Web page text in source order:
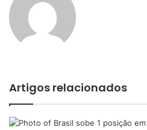
Artigos relacionados